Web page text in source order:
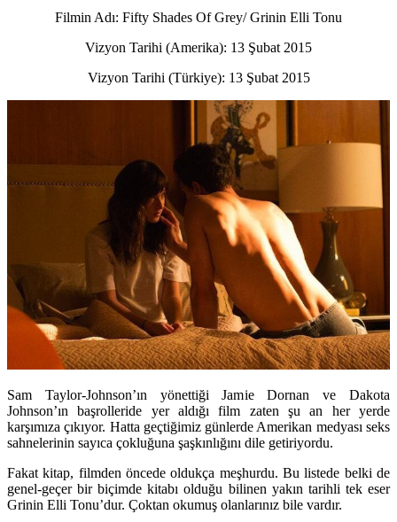
Filmin Adı: Fifty Shades Of Grey/ Grinin Elli Tonu
Vizyon Tarihi (Amerika): 13 Şubat 2015
Vizyon Tarihi (Türkiye): 13 Şubat 2015
Sam Taylor-Johnson’ın yönettiği Jamie Dornan ve Dakota
Johnson’ın başrolleride yer aldığı film zaten şu an her yerde
karşımıza çıkıyor. Hatta geçtiğimiz günlerde Amerikan medyası seks
sahnelerinin sayıca çokluğuna şaşkınlığını dile getiriyordu.
Fakat kitap, filmden öncede oldukça meşhurdu. Bu listede belki de
genel-geçer bir biçimde kitabı olduğu bilinen yakın tarihli tek eser
Grinin Elli Tonu’dur. Çoktan okumuş olanlarınız bile vardır.